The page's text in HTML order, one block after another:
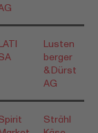
Lusten
berger
& Dürst
AG
Strähl